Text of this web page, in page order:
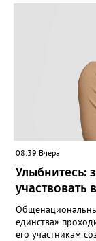
однажды
Жители писали в
пытались
– рассказали в
они добились,
этого
08:39 Вчера
Улыбнитесь:
участвовать
единства»
его участникам